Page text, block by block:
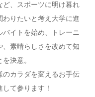
、スポーツに明け暮れ
わりたいと考え大学に進
イトを始め、トレーニ
、素晴らしさを改めて知
決意。
のカラダを変えるお手伝
て参ります！